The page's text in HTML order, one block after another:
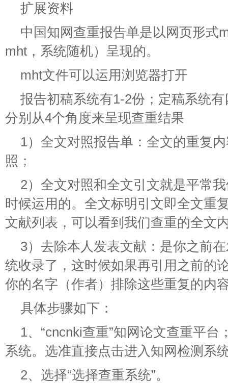
扩展资料
中国知网查重报告单是以网页形式
mht，系统随机）呈现的。
mht文件可以运用浏览器打开
报告初稿系统有1-2份；定稿系统
分别从4个角度来呈现查重结果
1）全文对照报告单：全文的重复
照；
2）全文对照和全文引文就是平常
时候运用的。全文标明引文即全文重
文献列表，可以看到我们查重的全文
3）去除本人发表文献：是你之前
统收录了，这时候如果再引用之前的
你的名字（作者）排除这些重复的内
具体步骤如下：
1、“cncnki查重”知网论文查重平
系统。选准直接点击进入知网检测系
2、选择“选择查重系统”。